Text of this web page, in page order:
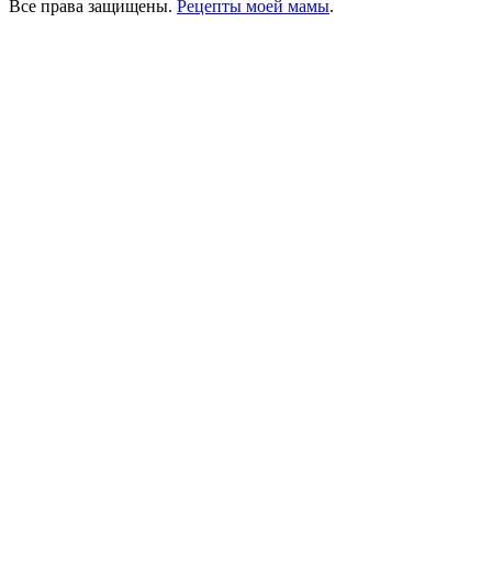
Все права защищены. Рецепты моей мамы.